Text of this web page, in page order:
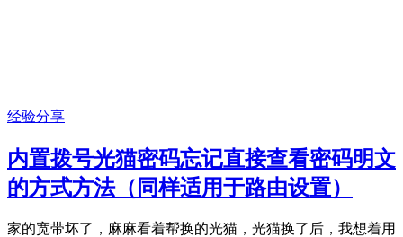
经验分享
内置拨号光猫密码忘记直接查看密码明文
的方式方法（同样适用于路由设置）
家的宽带坏了，麻麻看着帮换的光猫，光猫换了后，我想着用